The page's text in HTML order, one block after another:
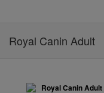
Royal Canin Adult